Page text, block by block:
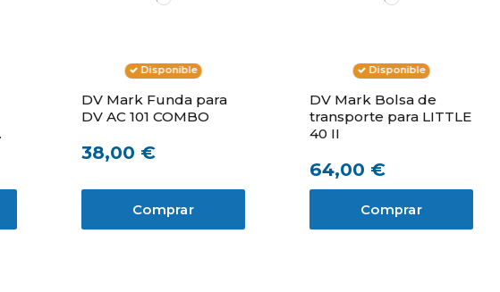
Disponible
DV Mark Funda para
DV AC 101 COMBO
38,00 €
Comprar
Disponible
DV Mark Bolsa de
transporte para LITTLE
40 II
64,00 €
Comprar